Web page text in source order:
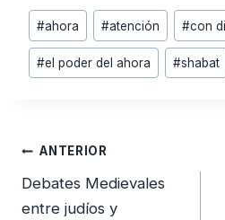
Etiquetas
de
la
#ahora #atención #con
#el poder del ahora #shabat
Navegación
de
entradas
ANTERIOR
Debates Medievales
entre judíos y